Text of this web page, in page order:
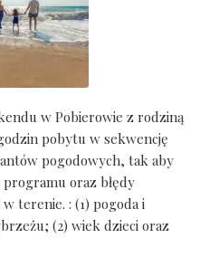
w Pobierowie z rodziną
pobytu w sekwencję
pogodowych, tak aby
oraz błędy
terenie. : (1) pogoda i
(2) wiek dzieci oraz